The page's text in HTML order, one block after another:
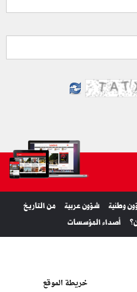
وطنية شؤون عربية
من التاريخ
أصداء المؤسسات
خريطة الموقع